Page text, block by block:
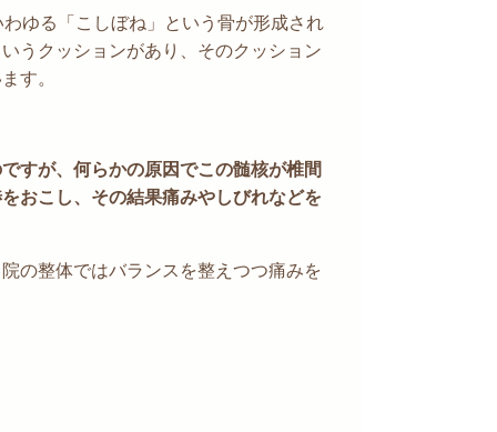
ゆる 「こしぼね」
という骨が形成され
うクッションがあり、そのクッション
す。
すが、何らかの原因でこの髄核が椎間
おこし、その結果痛みやしびれなどを
の整体ではバランスを整えつつ痛みを